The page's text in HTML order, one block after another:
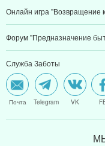
Онлайн игра "Возвращение
Форум "Предназначение
Служба Заботы
Почта Telegram VK